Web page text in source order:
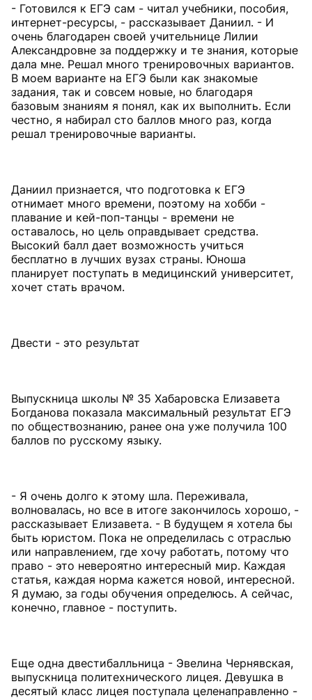
- Готовился к ЕГЭ сам - читал учебники, пособия,
интернет-ресурсы, - рассказывает Даниил. - И
очень благодарен своей учительнице Лилии
Александровне за поддержку и те знания, которые
дала мне. Решал много тренировочных вариантов.
В моем варианте на ЕГЭ были как знакомые
задания, так и совсем новые, но благодаря
базовым знаниям я понял, как их выполнить. Если
честно, я набирал сто баллов много раз, когда
решал тренировочные варианты.
Даниил признается, что подготовка к ЕГЭ
отнимает много времени, поэтому на хобби -
плавание и кей-поп-танцы - времени не
оставалось, но цель оправдывает средства.
Высокий балл дает возможность учиться
бесплатно в лучших вузах страны. Юноша
планирует поступать в медицинский университет,
хочет стать врачом.
Двести - это результат
Выпускница школы № 35 Хабаровска Елизавета
Богданова показала максимальный результат ЕГЭ
по обществознанию, ранее она уже получила 100
баллов по русскому языку.
- Я очень долго к этому шла. Переживала,
волновалась, но все в итоге закончилось хорошо, -
рассказывает Елизавета. - В будущем я хотела бы
быть юристом. Пока не определилась с отраслью
или направлением, где хочу работать, потому что
право - это невероятно интересный мир. Каждая
статья, каждая норма кажется новой, интересной.
Я думаю, за годы обучения определюсь. А сейчас,
конечно, главное - поступить.
Еще одна двестибалльница - Эвелина Чернявская,
выпускница политехнического лицея. Девушка в
десятый класс лицея поступала целенаправленно -